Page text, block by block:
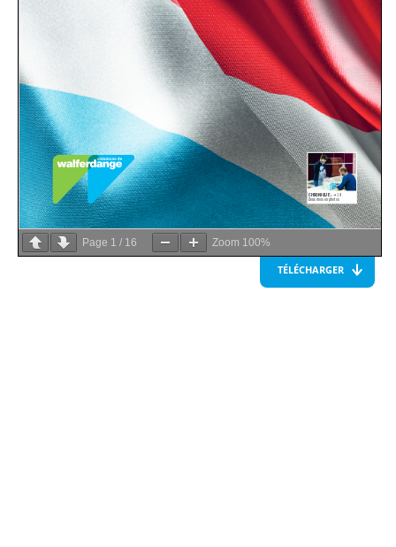
Page 1 / 16 Zoom 100%
TÉLÉCHARGER